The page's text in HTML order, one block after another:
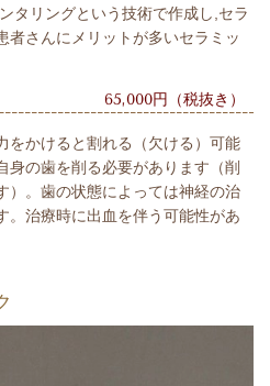
タリングという技術で作成し,セラ
者さんにメリットが多いセラミッ
65,000円（税抜き）
をかけると割れる（欠ける）可能
身の歯を削る必要があります（削
）。歯の状態によっては神経の治
。治療時に出血を伴う可能性があ